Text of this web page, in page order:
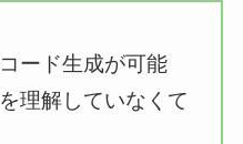
ード生成が可能
理解していなくて